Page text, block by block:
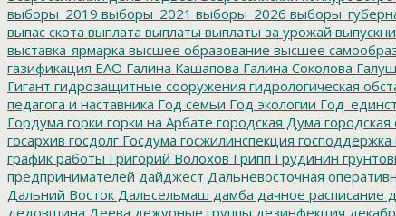
выборы_2019 выборы_2021 выборы_2026
выпас скота выплата выплаты выплаты за урожай
выставка-ярмарка высшее образование высшее
газификация ЕАО Галина Кашапова Галина Соколова
Гигант гидрозащитные сооружения гидрологическая
педагога и наставника Год семьи Год экологии
Гордума горки горки на Арбате городская Дума городская
госархив госдолг Госдума госжилинспекция господдержка
график работы Григорий Волохов Грипп Грудинин
предпринимателей дайджест Дальневосточная
Дальний Восток Дальсельмаш дамба дачное расписание
дедовщина Деева дежурные группы дезинфекция